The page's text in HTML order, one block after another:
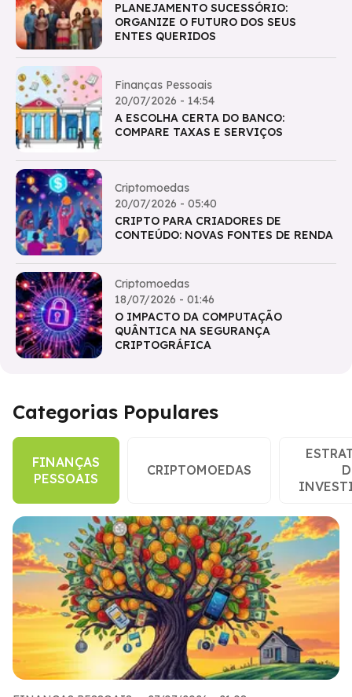
PLANEJAMENTO SUCESSÓRIO:
ORGANIZE O FUTURO DOS SEUS
ENTES QUERIDOS
Finanças Pessoais
20/07/2026 - 14:54
A ESCOLHA CERTA DO BANCO:
COMPARE TAXAS E SERVIÇOS
Criptomoedas
20/07/2026 - 05:40
CRIPTO PARA CRIADORES DE
CONTEÚDO: NOVAS FONTES DE RENDA
Criptomoedas
18/07/2026 - 01:46
O IMPACTO DA COMPUTAÇÃO
QUÂNTICA NA SEGURANÇA
CRIPTOGRÁFICA
Categorias Populares
FINANÇAS
PESSOAIS
CRIPTOMOEDAS